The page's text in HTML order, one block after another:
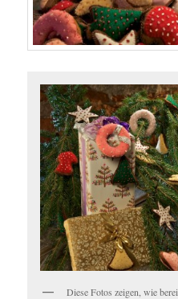
Diese Fotos zeigen, wie